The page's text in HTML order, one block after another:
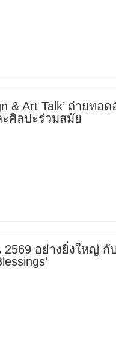
& Art Talk’ ถ่ายทอด
ศิลปะร่วมสมัย
อย่างยิ่งใหญ่ กั